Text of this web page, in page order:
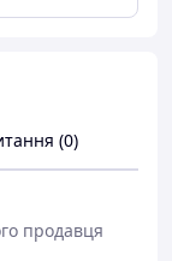
та
і
та
Heat і пуху/
збереження
(0)
продавця